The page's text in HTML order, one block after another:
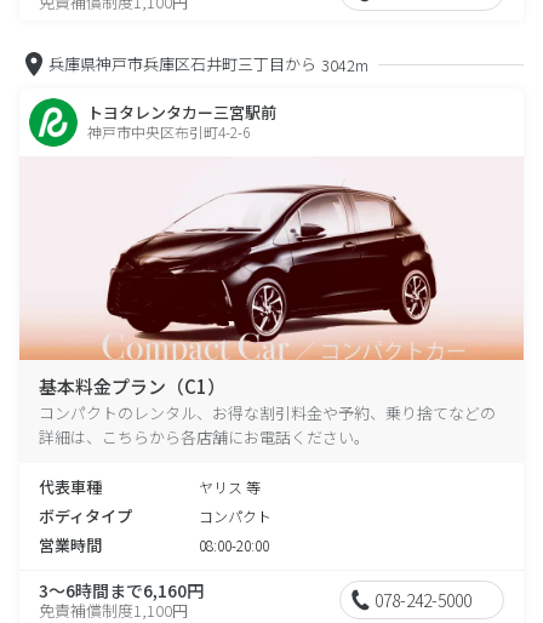
兵庫県神戸市兵庫区石井町三丁目から 3042m
トヨタレンタカー三宮駅前
神戸市中央区布引町4-2-6
基本料金プラン（C1）
コンパクトのレンタル、お得な割引料金や予約、乗り捨てなどの
詳細は、こちらから各店舗にお電話ください。
代表車種 ヤリス 等
ボディタイプ コンパクト
営業時間 08:00-20:00
3～6時間まで6,160円
免責補償制度1,100円 078-242-5000